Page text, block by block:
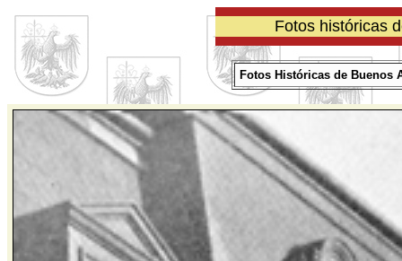
Fotos históricas
Fotos Históricas de Buenos